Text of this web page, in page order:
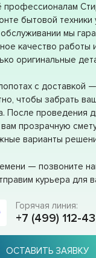
профессионалам
бытовой
мы
качество работы
оригинальные
с доставкой
чтобы забрать
После проведения
прозрачную
варианты
— позвоните
курьера для
Горячая линия:
+7 (499) 112-
ОСТАВИТЬ ЗАЯВКУ